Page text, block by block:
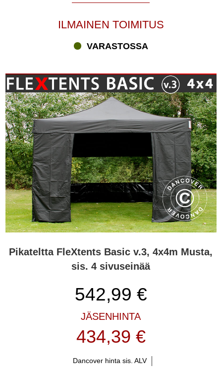
ILMAINEN TOIMITUS
VARASTOSSA
Pikateltta FleXtents Basic v.3, 4x4m Musta,
sis. 4 sivuseinää
542,99 €
JÄSENHINTA
434,39 €
Dancover hinta sis. ALV